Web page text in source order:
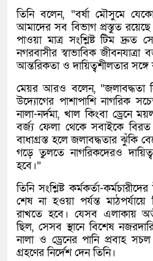
তিনি বলেন, “বর্ষা মৌসুমে
আমাদের সব বিভাগ প্রস্তুত
পাওয়া মাত্র সংশ্লিষ্ট টিম দ্রুত
নগরবাসীর স্বাভাবিক
আন্তরিকতা ও দায়িত্বশীলতার
মেয়র আরও বলেন, “জলাবদ্ধতা
উদ্যোগের পাশাপাশি নাগরিক
নালা-নর্দমা, খাল কিংবা ড্রেনে
বর্জ্য ফেলা থেকে সবাইকে বিরত
বাধাগ্রস্ত হলে জলাবদ্ধতার ঝুঁকি
গড়ে তুলতে নাগরিকদেরও
হবে।”
তিনি সংশ্লিষ্ট কর্মকর্তা-
শেষ না হওয়া পর্যন্ত
রাখতে হবে। যেসব এলাকায়
ছিল, সেসব স্থানে বিশেষ
নালা ও ড্রেনের পানি প্রবাহ
গ্রহণের নির্দেশ দেন তিনি।